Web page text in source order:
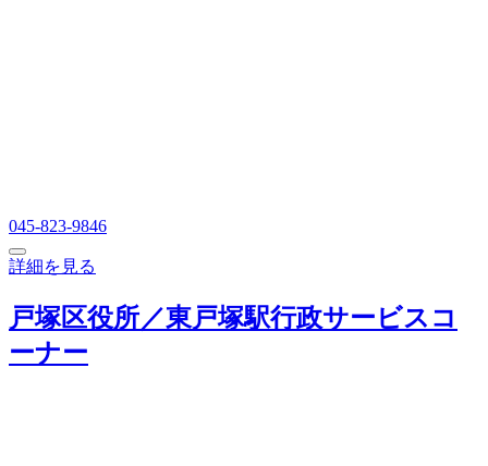
045-823-9846
詳細を見る
戸塚区役所／東戸塚駅行政サービスコ
ーナー